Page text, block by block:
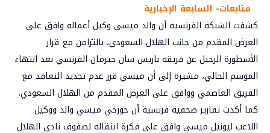
متابعات- السابعة الإخبارية
كشفت الشبكة الفرنسية أن والد ميسي وكيل أعماله وافق على
العرض المقدم من جانب الهلال السعودي، بالتزامن مع قرار
الأسطورة الرحيل عن فريقه باريس سان جيرمان الفرنسي بعد انتهاء
الموسم الحالي، مشيرة إلى أن ميسي قرر عدم تجديد التعاقد مع
الفريق العاصمي ووافق على العرض المقدم من الهلال السعودي.
كما أكدت تقارير صحفية فرنسية أن خورخي ميسي والد ووكيل
اللاعب ليونيل ميسي وافق على فكرة انتقاله لصفوف نادي الهلال